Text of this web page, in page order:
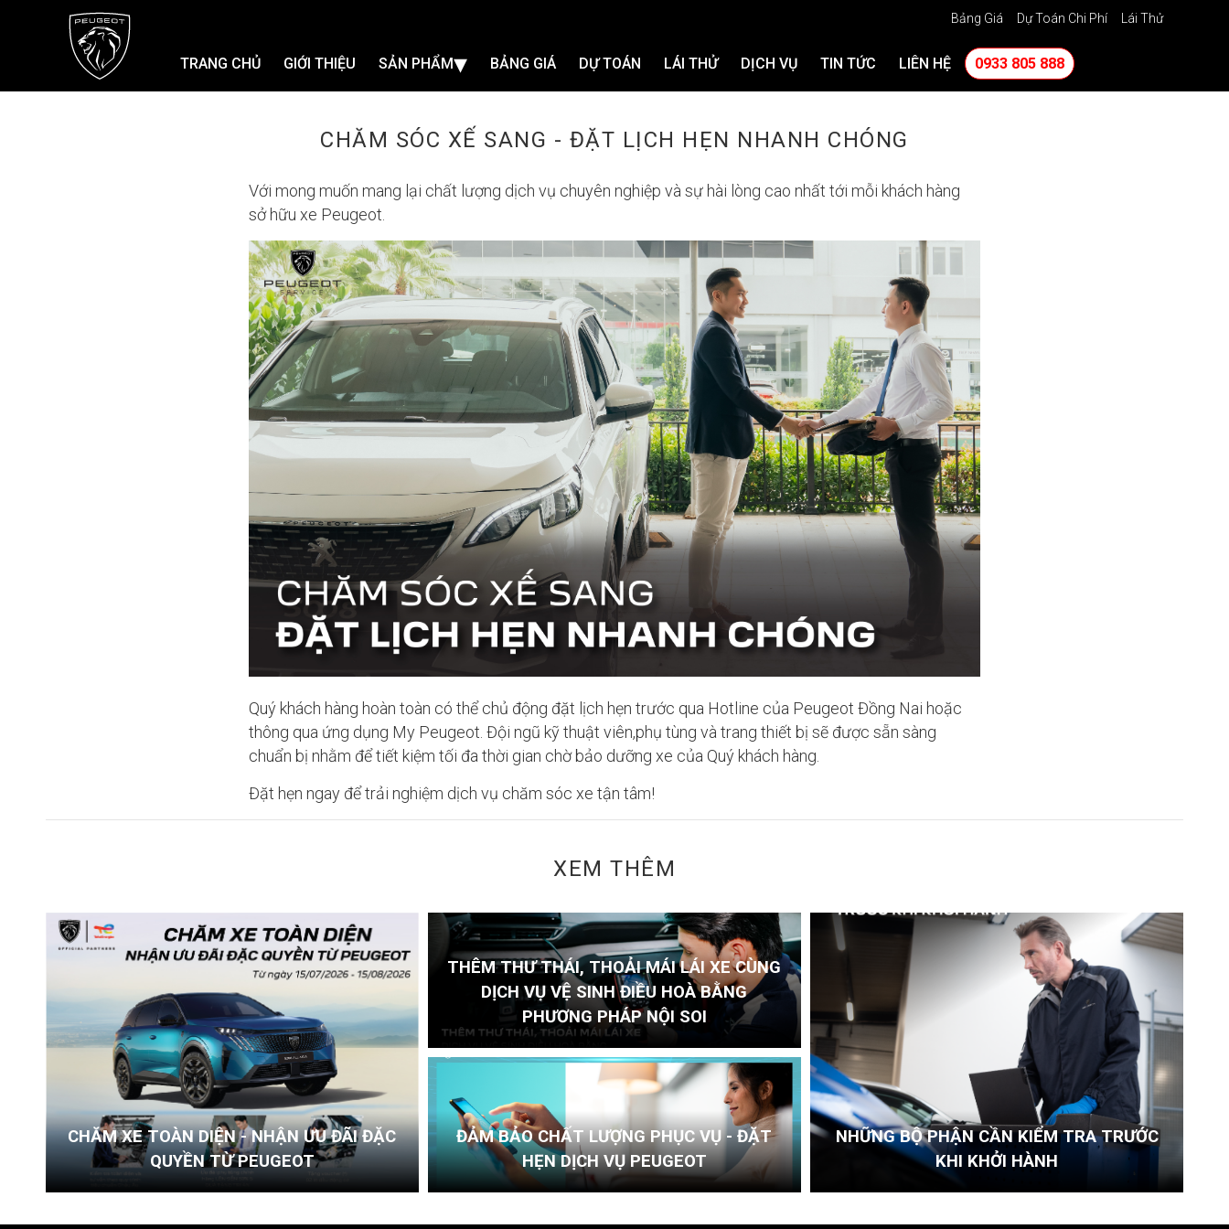
Bảng Giá Dự Toán Chi Phí Lái Thử
TRANG CHỦ GIỚI THIỆU SẢN PHẨM▾ BẢNG GIÁ DỰ TOÁN LÁI THỬ DỊCH VỤ TIN TỨC LIÊN HỆ 0933 805 888
CHĂM SÓC XẾ SANG - ĐẶT LỊCH HẸN NHANH CHÓNG
Với mong muốn mang lại chất lượng dịch vụ chuyên nghiệp và sự hài lòng cao nhất tới mỗi khách hàng
sở hữu xe Peugeot.
Quý khách hàng hoàn toàn có thể chủ động đặt lịch hẹn trước qua Hotline của Peugeot Đồng Nai hoặc
thông qua ứng dụng My Peugeot. Đội ngũ kỹ thuật viên,phụ tùng và trang thiết bị sẽ được sẵn sàng
chuẩn bị nhằm để tiết kiệm tối đa thời gian chờ bảo dưỡng xe của Quý khách hàng.
Đặt hẹn ngay để trải nghiệm dịch vụ chăm sóc xe tận tâm!
XEM THÊM
CHĂM XE TOÀN DIỆN - NHẬN ƯU ĐÃI ĐẶC
QUYỀN TỪ PEUGEOT
THÊM THƯ THÁI, THOẢI MÁI LÁI XE CÙNG
DỊCH VỤ VỆ SINH ĐIỀU HOÀ BẰNG
PHƯƠNG PHÁP NỘI SOI
NHỮNG BỘ PHẬN CẦN KIỂM TRA TRƯỚC
KHI KHỞI HÀNH
ĐẢM BẢO CHẤT LƯỢNG PHỤC VỤ - ĐẶT
HẸN DỊCH VỤ PEUGEOT